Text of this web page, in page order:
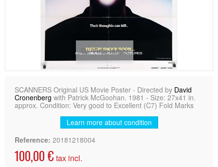
View larger
SCANNERS Original US Movie Poster - Directed by David
Cronenberg with Patrick McGoohan. 1981 - Size: 27x41 in.
approx. Condition: Very good to Excellent (C7) Fold Marks
Learn more about condition
Reference: 20181218004
100,00 € tax incl.